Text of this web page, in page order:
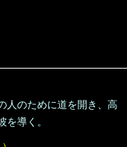
人のために道を開き、高
を導く。